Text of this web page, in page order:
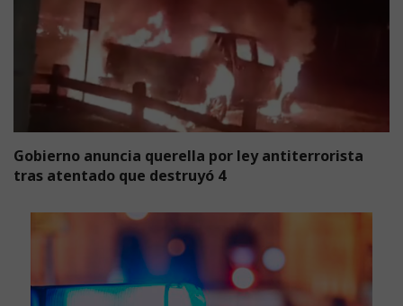
Gobierno anuncia querella por ley antiterrorista
tras atentado que destruyó 4